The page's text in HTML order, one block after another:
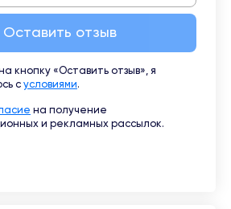
Оставить отзыв
кнопку «Оставить отзыв», я
с условиями.
на получение
и рекламных рассылок.